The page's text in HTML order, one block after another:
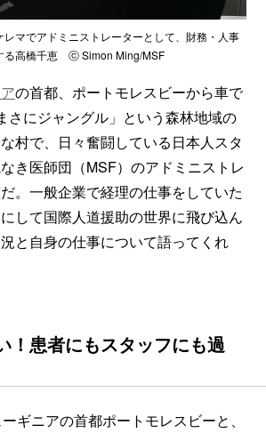
マでアドミニストレーターとして、財務・人事
る高橋千恵 ⓒ Simon Ming/MSF
の首都、ポートモレスビーから車で
さにジャングル」という森林地域の
村で、日々奮闘している日本人スタ
き医師団（MSF）のアドミニストレ
。一般企業で経理の仕事をしていた
して国際人道援助の世界に飛び込ん
と自身の仕事について語ってくれ
！患者にもスタッフにも過
ギニアの首都ポートモレスビーと、